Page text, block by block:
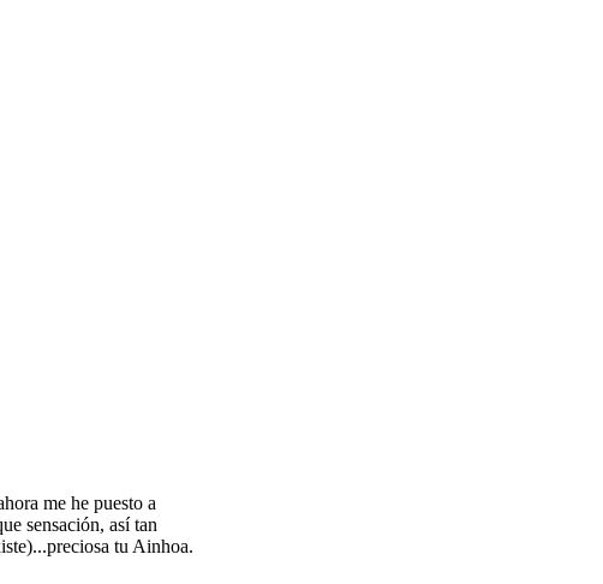
me he puesto a
sensación, así tan
tu Ainhoa.